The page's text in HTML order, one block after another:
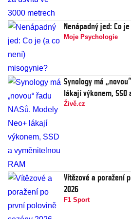
Nenápadný jed: Co
Moje Psychologie
Synology má
lákají výkonem, SSD
Živě.cz
Vítězové a poražení
2026
F1 Sport